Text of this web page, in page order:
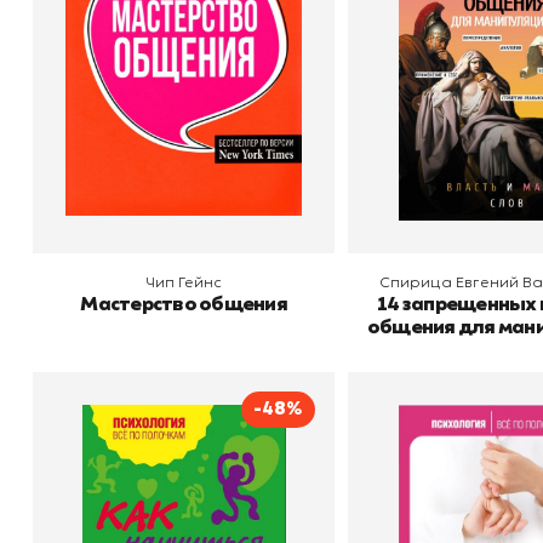
В корзину
Чип Гейнс
Мастерство общения
магия
Издательство
В корзину
Спирица Евгений
14 запрещенных
общения для
-48%
Как научиться
разбираться в людях? 49
простых правилОксана Сергеева
Издательство
Язык жестов.
мысли без
простых